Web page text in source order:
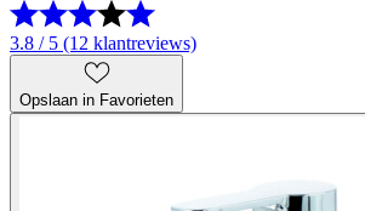
3.8 / 5 (12 klantreviews)
Opslaan in Favorieten